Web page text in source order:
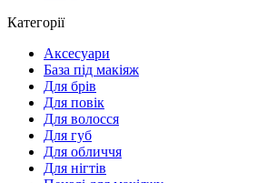
Категорії
Аксесуари
База під макіяж
Для брів
Для повік
Для волосся
Для губ
Для обличчя
Для нігтів